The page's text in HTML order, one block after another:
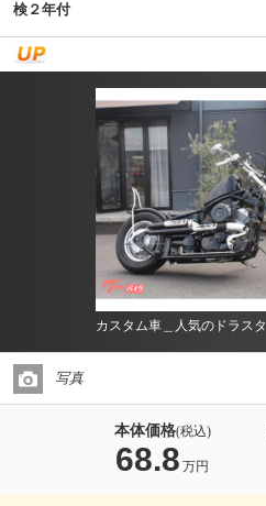
検２年付
カスタム車＿人気のドラスタ
写真
本体価格(税込)
68.8 万円